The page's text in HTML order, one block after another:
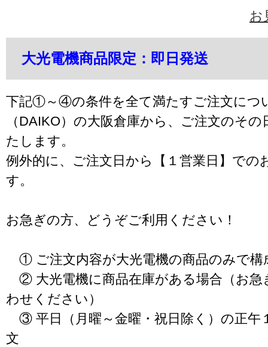
お
大光電機商品限定：即日発送
下記①～④の条件を全て満たすご注文につ
（DAIKO）の大阪倉庫から、ご注文のそ
たします。
例外的に、ご注文日から【１営業日】での
す。
お急ぎの方、どうぞご利用ください！
① ご注文内容が大光電機の商品のみで構
② 大光電機に商品在庫がある場合（お急
わせください）
③ 平日（月曜～金曜・祝日除く）の正午
文